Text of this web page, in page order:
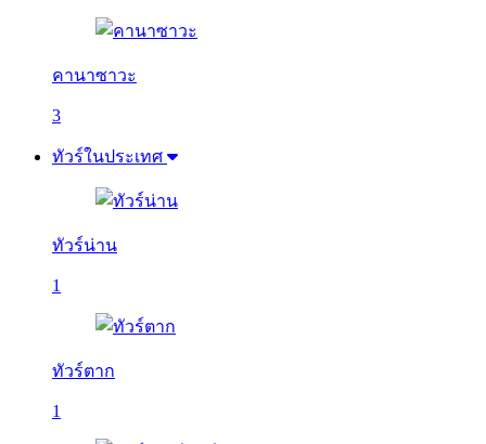
คานาซาวะ
3
ทัวร์ในประเทศ
ทัวร์น่าน
1
ทัวร์ตาก
1